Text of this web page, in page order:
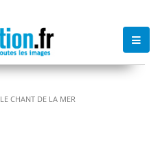
LE CHANT DE LA MER